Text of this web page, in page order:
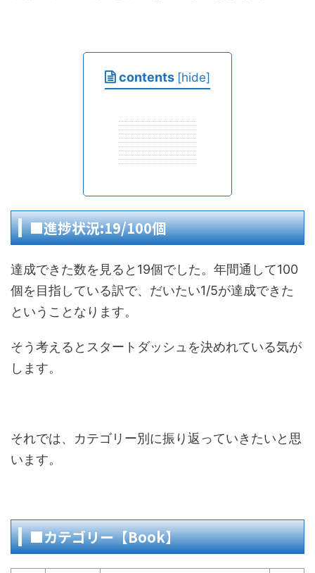
contents [hide]
■進捗状況:19/100個
達成できた数を見ると19個でした。年間通して100
個を目指している訳で、だいたい1/5が達成できた
ということなります。
そう考えるとスタートダッシュを決めれている気が
します。
それでは、カテゴリー別に振り返っていきたいと思
います。
■カテゴリー【Book】